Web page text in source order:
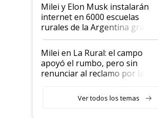
Milei y Elon Musk instalarán
internet en 6000 escuelas
rurales de la Argentina gracias
a un acuerdo con Starlink
Milei en La Rural: el campo
apoyó el rumbo, pero sin
renunciar al reclamo por las
Ver todos los temas